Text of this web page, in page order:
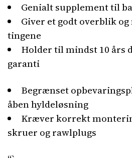
Genialt supplement til
Giver et godt overblik
tingene
Holder til mindst 10 års
garanti
Begrænset
åben hyldeløsning
Kræver korrekt
skruer og rawlplugs
“`